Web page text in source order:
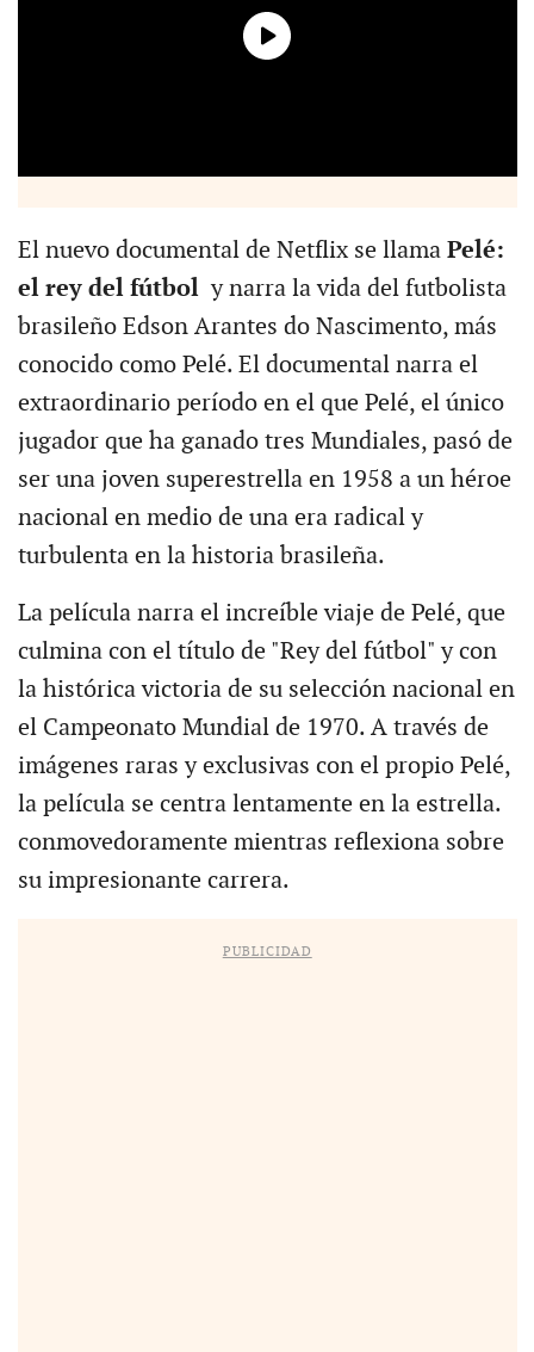
El nuevo documental de Netflix se llama Pelé:
el rey del fútbol y narra la vida del futbolista
brasileño Edson Arantes do Nascimento, más
conocido como Pelé. El documental narra el
extraordinario período en el que Pelé, el único
jugador que ha ganado tres Mundiales, pasó de
ser una joven superestrella en 1958 a un héroe
nacional en medio de una era radical y
turbulenta en la historia brasileña.
La película narra el increíble viaje de Pelé, que
culmina con el título de "Rey del fútbol" y con
la histórica victoria de su selección nacional en
el Campeonato Mundial de 1970. A través de
imágenes raras y exclusivas con el propio Pelé,
la película se centra lentamente en la estrella.
conmovedoramente mientras reflexiona sobre
su impresionante carrera.
PUBLICIDAD